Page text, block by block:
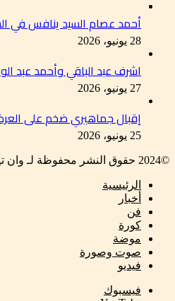
أحمد عصام السيد ينافس في
28 يونيو، 2026
اشرف عبد الباقي وأحمد عبد
27 يونيو، 2026
إقبال جماهيري ضخم على
25 يونيو، 2026
©2024 حقوق النشر محفوظة لـ وان تيك
الرئيسية
أخبار
فن
كورة
موضة
صوت وصورة
فيديو
فيسبوك